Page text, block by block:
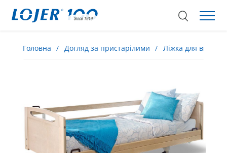
Головна Догляд за пристарілими Ліжка для